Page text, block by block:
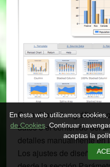
Cree diferentes gráficos
datos o el contenido del
detalles manualmente en
Los ajustes de diseño
En esta web utilizamos
de Cookies. Continuar
aceptas la